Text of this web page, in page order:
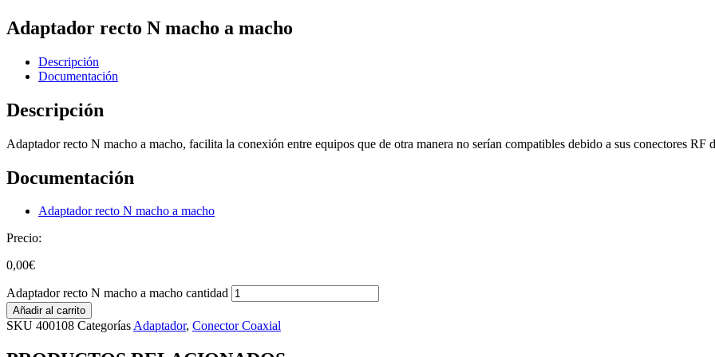
Adaptador recto N macho a macho
Descripción
Documentación
Descripción
Adaptador recto N macho a macho, facilita la conexión entre equipos que de otra manera no serían compatibles debido a sus conectores RF
Documentación
Adaptador recto N macho a macho
Precio:
0,00€
Adaptador recto N macho a macho cantidad
Añadir al carrito
SKU 400108 CategoríasAdaptador, Conector Coaxial